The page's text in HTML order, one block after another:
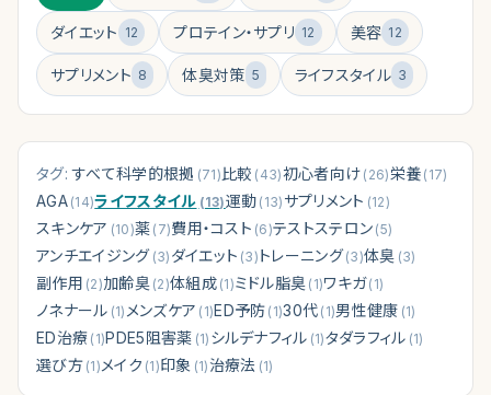
ダイエット 12 プロテイン・サプリ 12 美容 12
サプリメント 8 体臭対策 5 ライフスタイル 3
タグ: すべて科学的根拠 (71) 比較 ( 43)初心者向け ( 26) 栄養 ( 17)
AGA (14)ライフスタイル (13)運動 ( 13) サプリメント (12)
スキンケア (10)薬 ( 7)費用・コスト (6)テストステロン (5)
アンチエイジング (3) ダイエット (3) トレーニング(3)体臭 (3)
副作用 (2)加齢臭 (2)体組成 (1)ミドル脂臭 ( 1)ワキガ( 1)
ノネナール (1) メンズケア ( 1)ED予防 ( 1)30代 ( 1)男性健康 (1)
ED治療 ( 1)PDE5阻害薬 (1) シルデナフィル (1)タダラフィル (1)
選び方 (1) メイク (1)印象 (1)治療法 (1)